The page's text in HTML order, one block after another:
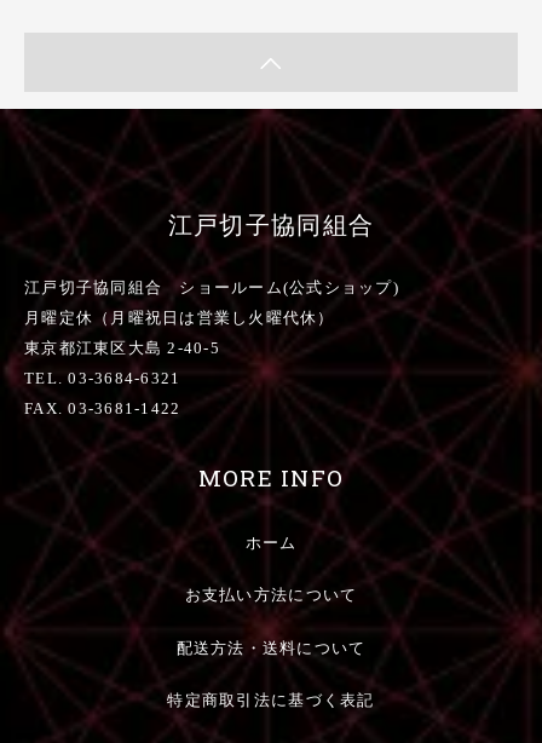
江戸切子協同組合
江戸切子協同組合 ショールーム(公式ショップ)
月曜定休（月曜祝日は営業し火曜代休）
東京都江東区大島 2-40-5
TEL. 03-3684-6321
FAX. 03-3681-1422
MORE INFO
ホーム
お支払い方法について
配送方法・送料について
特定商取引法に基づく表記